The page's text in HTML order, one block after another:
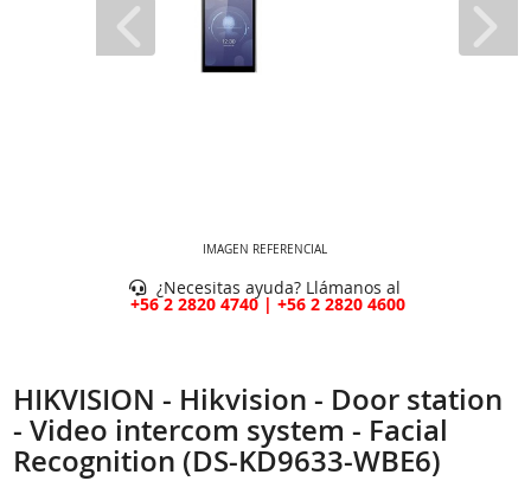
IMAGEN REFERENCIAL
¿Necesitas ayuda? Llámanos al
+56 2 2820 4740 | +56 2 2820 4600
HIKVISION - Hikvision - Door station
- Video intercom system - Facial
Recognition (DS-KD9633-WBE6)